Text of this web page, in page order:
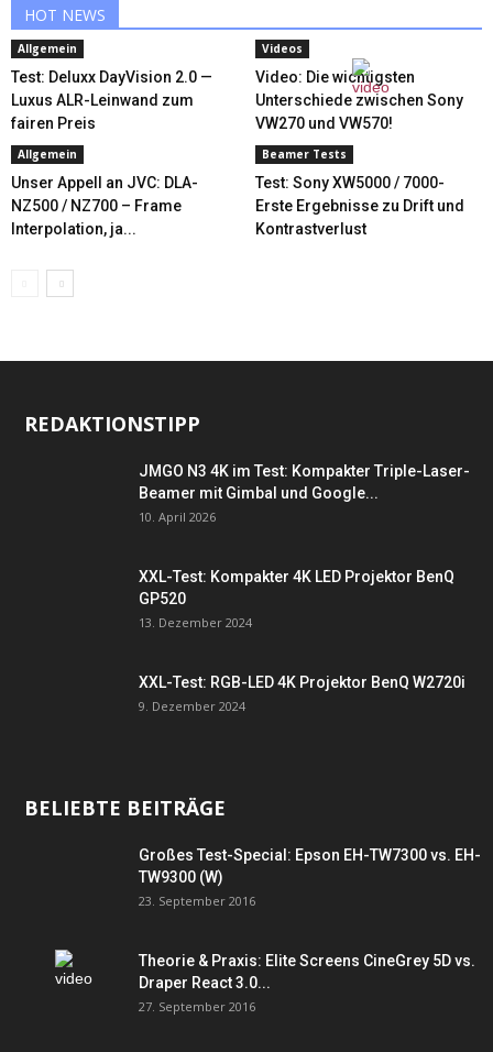
HOT NEWS
Allgemein
Test: Deluxx DayVision 2.0 —
Luxus ALR-Leinwand zum
fairen Preis
Videos
Video: Die wichtigsten
Unterschiede zwischen Sony
VW270 und VW570!
Allgemein
Unser Appell an JVC: DLA-
NZ500 / NZ700 – Frame
Interpolation, ja...
Beamer Tests
Test: Sony XW5000 / 7000-
Erste Ergebnisse zu Drift und
Kontrastverlust
REDAKTIONSTIPP
JMGO N3 4K im Test: Kompakter Triple-Laser-
Beamer mit Gimbal und Google...
10. April 2026
XXL-Test: Kompakter 4K LED Projektor BenQ
GP520
13. Dezember 2024
XXL-Test: RGB-LED 4K Projektor BenQ W2720i
9. Dezember 2024
BELIEBTE BEITRÄGE
Großes Test-Special: Epson EH-TW7300 vs. EH-
TW9300 (W)
23. September 2016
Theorie & Praxis: Elite Screens CineGrey 5D vs.
Draper React 3.0...
27. September 2016